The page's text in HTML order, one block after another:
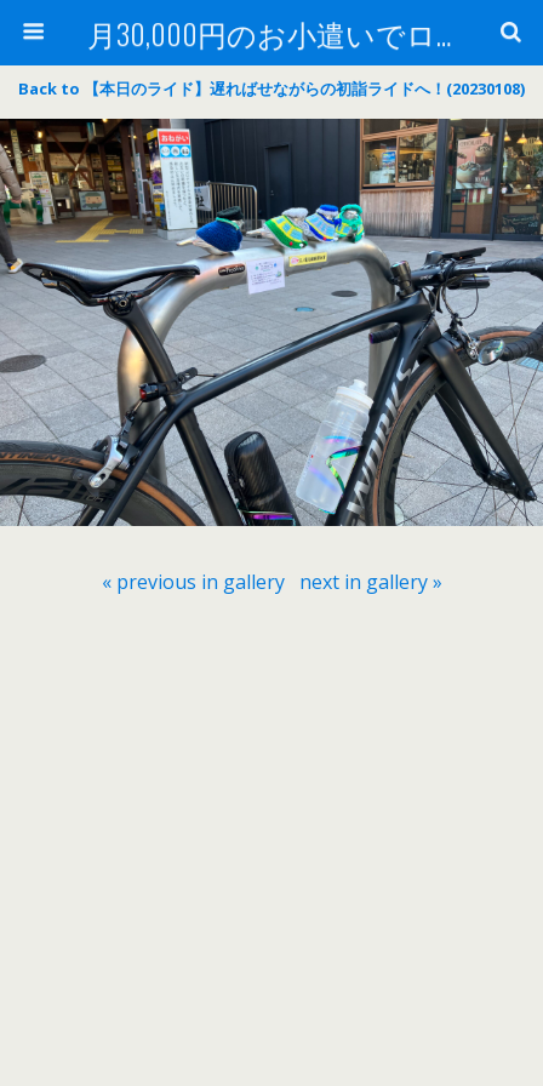
月30,000円のお小遣いでロードバイク
Back to 【本日のライド】遅ればせながらの初詣ライドへ！(20230108)
« previous in gallery next in gallery »